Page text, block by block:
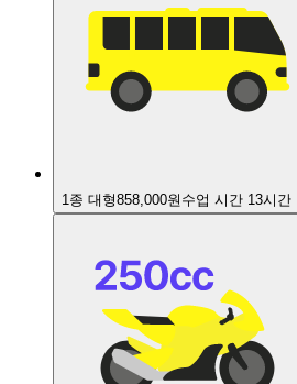
1종 대형858,000원 수업 시간 13시간